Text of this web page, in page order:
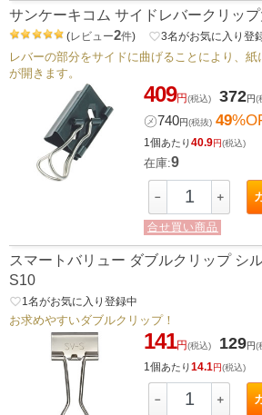
サンケーキコム サイドレバークリッ
(レビュー2件) favorite_border3名がお気に入り登
レバーの部分をサイドに曲げることにより、
が開きます。
409円(税込) 372円(
㋱740円(税抜) 49
1個あたり40.9円(税込)
在庫:9
－ ＋
合せ買い商品
スマートバリュー ダブルクリップ シ
S10
favorite_border1 名がお気に入り登録中
お求めやすいダブルクリップ！
141円(税込) 129円(
1個あたり14.1円(税込)
－ ＋